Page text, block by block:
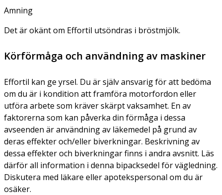
Amning
Det är okänt om Effortil utsöndras i bröstmjölk.
Körförmåga och användning av maskiner
Effortil kan ge yrsel. Du är själv ansvarig för att bedöma
om du är i kondition att framföra motorfordon eller
utföra arbete som kräver skärpt vaksamhet. En av
faktorerna som kan påverka din förmåga i dessa
avseenden är användning av läkemedel på grund av
deras effekter och/eller biverkningar. Beskrivning av
dessa effekter och biverkningar finns i andra avsnitt. Läs
därför all information i denna bipacksedel för vägledning.
Diskutera med läkare eller apotekspersonal om du är
osäker.